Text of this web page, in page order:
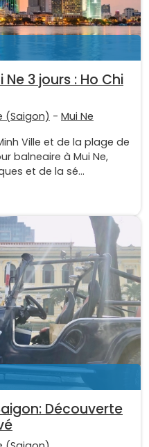
3 jours : Ho Chi
(Saigon) - Mui Ne
Ville et de la plage de
balneaire à Mui Ne,
et de la sé...
Découverte